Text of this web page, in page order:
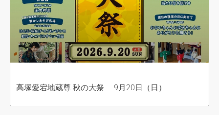
高塚愛宕地蔵尊 秋の大祭 9月20日（日）